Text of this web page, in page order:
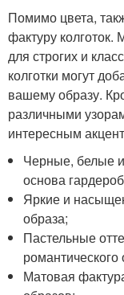
Помимо цвета,
фактуру колготок.
для строгих и
колготки могут
вашему образу.
различными
интересным
Черные, белые и
основа
Яркие и
образа;
Пастельные
романтического
Матовая